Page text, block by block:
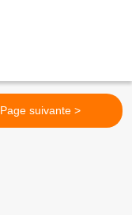
Page suivante >